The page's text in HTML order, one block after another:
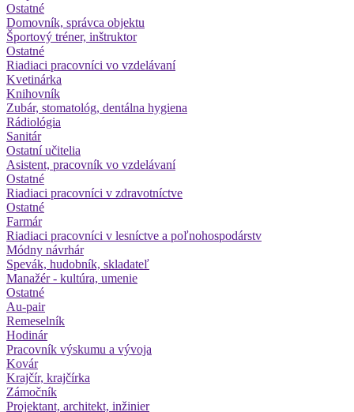
Ostatné
Domovník, správca objektu
Športový tréner, inštruktor
Ostatné
Riadiaci pracovníci vo vzdelávaní
Kvetinárka
Knihovník
Zubár, stomatológ, dentálna hygiena
Rádiológia
Sanitár
Ostatní učitelia
Asistent, pracovník vo vzdelávaní
Ostatné
Riadiaci pracovníci v zdravotníctve
Ostatné
Farmár
Riadiaci pracovníci v lesníctve a poľnohospodárstv
Módny návrhár
Spevák, hudobník, skladateľ
Manažér - kultúra, umenie
Ostatné
Au-pair
Remeselník
Hodinár
Pracovník výskumu a vývoja
Kovár
Krajčír, krajčírka
Zámočník
Projektant, architekt, inžinier